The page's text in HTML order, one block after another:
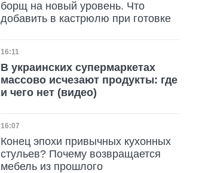
борщ на новый уровень. Что
добавить в кастрюлю при готовке
Дата публикации
16:11
В украинских супермаркетах
массово исчезают продукты: где
и чего нет (видео)
Дата публикации
16:07
Конец эпохи привычных кухонных
стульев? Почему возвращается
мебель из прошлого